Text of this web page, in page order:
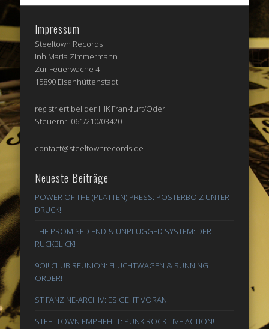
Impressum
Steeltown Records
Inh.Maria Zimmermann
Zur Feuerwache 4
15890 Eisenhüttenstadt
registriert bei der IHK Frankfurt/Oder
Steuernr.:061/210/03420
contact@steeltownrecords.de
Neueste Beiträge
POWER OF THE (PLATTEN) PRESS: POSTERBOIZ UNTER
DRUCK!
THE PROMISED END & UNPLUGGED SYSTEM: DER
RÜCKBLICK!
9Oi! CLUB REUNION: FLUCHTWAGEN & RUNNING
ORDER!
ST FANZINE-ARCHIV: ES GEHT VORAN!
STEELTOWN EMPFIEHLT: PUNK ROCK LIVE ACTION!